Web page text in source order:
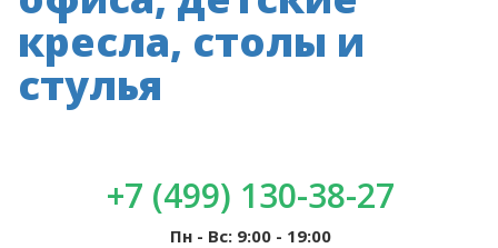
+7 (499) 130-38-27
Пн - Вс: 9:00 - 19:00